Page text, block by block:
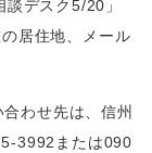
デスク5/20」
居住地、メール
わせ先は、信州
3992または090